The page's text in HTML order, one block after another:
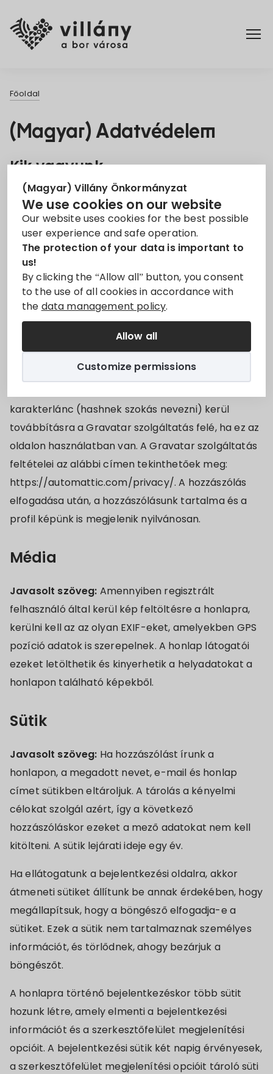
(Magyar) Villány Önkormányzat
We use cookies on our website
Our website uses cookies for the best possible
user experience and safe operation.
The protection of your data is important to
us!
By clicking the “Allow all” button, you consent
to the use of all cookies in accordance with
the data management policy.
Allow all
Customize permissions
Rendelettár
Főoldal
(Magyar) Adatvédelem
Kik vagyunk
Javasolt szöveg:A weboldalunk címe:
http://onkormanyzat.villany.hu.
Hozzászólások
Javasolt szöveg:Hozzászólás beküldésekor a
hozzászólási űrlapban megadottakon kívül
begyűjtésre kerül a hozzászóló IP címe és a
tartalmak kiszűrése céljából.
karakterlánc (hashnek szokás nevezni) kerül
továbbításra a Gravatar szolgáltatás felé, ha ez az
oldalon használatban van. A Gravatar szolgáltatás
feltételei az alábbi címen tekinthetőek meg:
https://automattic.com/privacy/. A hozzászólás
elfogadása után, a hozzászólásunk tartalma és a
profil képünk is megjelenik nyilvánosan.
Média
Javasolt szöveg: Amennyiben regisztrált
felhasználó által kerül kép feltöltésre a honlapra,
kerülni kell az az olyan EXIF-eket, amelyekben GPS
pozíció adatok is szerepelnek. A honlap látogatói
ezeket letölthetik és kinyerhetik a helyadatokat a
honlapon található képekből.
Sütik
Javasolt szöveg: Ha hozzászólást írunk a
honlapon, a megadott nevet, e-mail és honlap
címet sütikben eltároljuk. A tárolás a kényelmi
célokat szolgál azért, így a következő
hozzászóláskor ezeket a mező adatokat nem kell
kitölteni. A sütik lejárati ideje egy év.
Ha ellátogatunk a bejelentkezési oldalra, akkor
átmeneti sütiket állítunk be annak érdekében, hogy
megállapítsuk, hogy a böngésző elfogadja-e a
sütiket. Ezek a sütik nem tartalmaznak személyes
információt, és törlődnek, ahogy bezárjuk a
böngészőt.
A honlapra történő bejelentkezéskor több sütit
hozunk létre, amely elmenti a bejelentkezési
információt és a szerkesztőfelület megjelenítési
opcióit. A bejelentkezési sütik két napig érvényesek,
a szerkesztőfelület megjelenítési opcióit tároló süti